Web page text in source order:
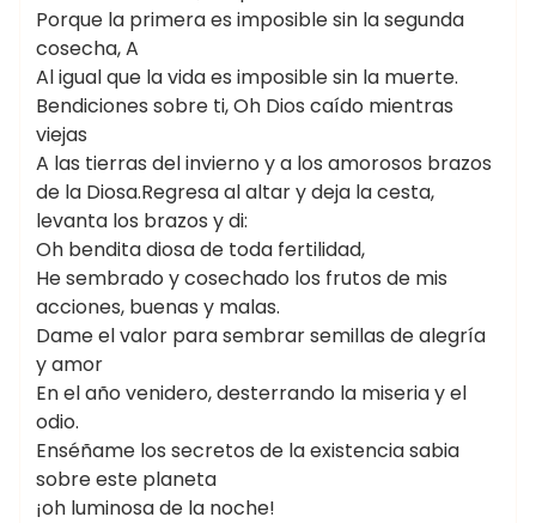
Porque la primera es imposible sin la segunda
cosecha, A
Al igual que la vida es imposible sin la muerte.
Bendiciones sobre ti, Oh Dios caído mientras
viejas
A las tierras del invierno y a los amorosos brazos
de la Diosa.Regresa al altar y deja la cesta,
levanta los brazos y di:
Oh bendita diosa de toda fertilidad,
He sembrado y cosechado los frutos de mis
acciones, buenas y malas.
Dame el valor para sembrar semillas de alegría
y amor
En el año venidero, desterrando la miseria y el
odio.
Enséñame los secretos de la existencia sabia
sobre este planeta
¡oh luminosa de la noche!